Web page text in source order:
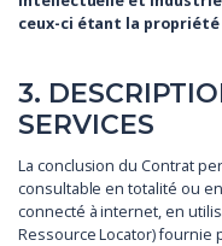
ceux-ci étant la propriété
3.
SERVICES
La conclusion du Contrat
consultable en totalité ou
connecté à internet, en
Ressource Locator) fournie